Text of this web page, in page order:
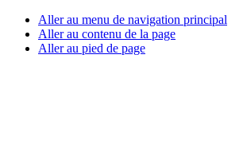
Aller au menu de navigation principal
Aller au contenu de la page
Aller au pied de page